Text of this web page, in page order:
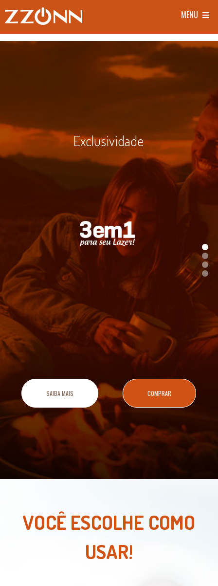
MENU
Exclusividade
SAIBA MAIS COMPRAR
VOCÊ ESCOLHE COMO
USAR!